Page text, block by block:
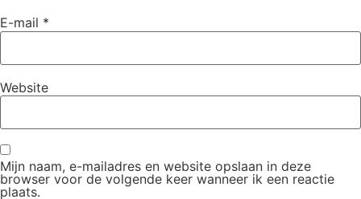
E-mail *
Website
Mijn naam, e-mailadres en website opslaan in deze
browser voor de volgende keer wanneer ik een reactie
plaats.